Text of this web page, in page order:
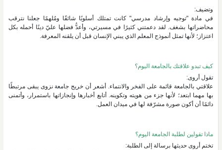
وتضيف:
في مادة "توجيه وإرشاد مدرسي" كانت تمتلك أسلوبًا شائقًا ومُلهمًا جعلنا نترقب
محاضراتها بشغف. لقد دعمتني كثيرًا في مسيرتي، وأعدُّ فضلها عليّ دينًا أحمله بكل
اعتزاز؛ لأنها تمثل أنموذج المعلم الذي يبني الإنسان قبل أن يلقنه المعرفة.
كيف تبدو علاقتك بالجامعة اليوم؟
تقول أروى:
علاقتي بالجامعة قائمة على الفخر والانتماء. أشعر أن خريج جامعة نزوى يبقى مرتبطًا
بها مهما ابتعد؛ لأنها جزء من هويته وتكوينه. أتابع أخبارها وإنجازاتها باستمرار، وأتمنى
دائمًا أن أكون صورة مشرّفة لها في ميدان العمل.
ماذا تقولين لطلبة الجامعة اليوم؟
تختم أروى حديثها برسالة إلى الطلبة: